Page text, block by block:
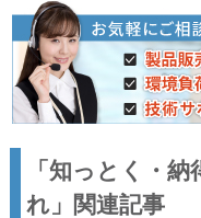
「知っとく・
れ」関連記事